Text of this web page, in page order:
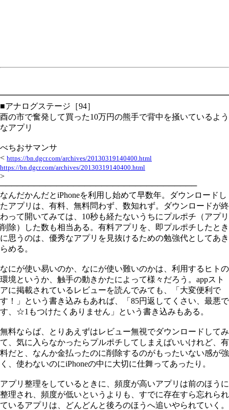
■アナログステージ［94］
酉の市で奮発して買った10万円の熊手で背中を掻いているよう
なアプリ
べちおサマンサ
< https://bn.dgcr.com/archives/20130319140400.html
https://bn.dgcr.com/archives/20130319140400.html
>
───────────────────────────────────
なんだかんだとiPhoneを利用し始めて早数年。ダウンロードし
たアプリは、有料、無料問わず、数知れず。ダウンロードが終
わって開いてみては、10秒も経たないうちにプルポチ（アプリ
削除）した数も相当ある。有料アプリを、即プルポチしたとき
に思うのは、優秀なアプリを見抜けるための勉強代としてあき
らめる。
なにが使い易いのか、なにが使い難いのかは、利用するヒトの
環境というか、触手の動きかたによって様々だろう。appスト
アに掲載されているレビューを読んでみても、「大変便利で
す！」という書き込みもあれば、「85円返してくさい、最悪で
す、☆1もつけたくありません」という書き込みもある。
無料ならば、とりあえずはレビュー無視でダウンロードしてみ
て、気に入らなかったらプルポチしてしまえばいいけれど、有
料だと、なんか金払ったのに削除するのがもったいない感が強
く、使わないのにiPhoneの中に大切に仕舞ってあったり。
アプリ整理をしているときに、頻度が高いアプリは前のほうに
整理され、頻度が低いというよりも、すでに存在すら忘れられ
ているアプリは、どんどんと後ろのほうへ追いやられていく。